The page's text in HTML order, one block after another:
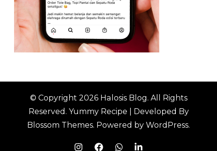
© Copyright 2026 Halosis Blog. All Rights
Reserved. Yummy Recipe | Developed By
Blossom Themes. Powered by WordPress.